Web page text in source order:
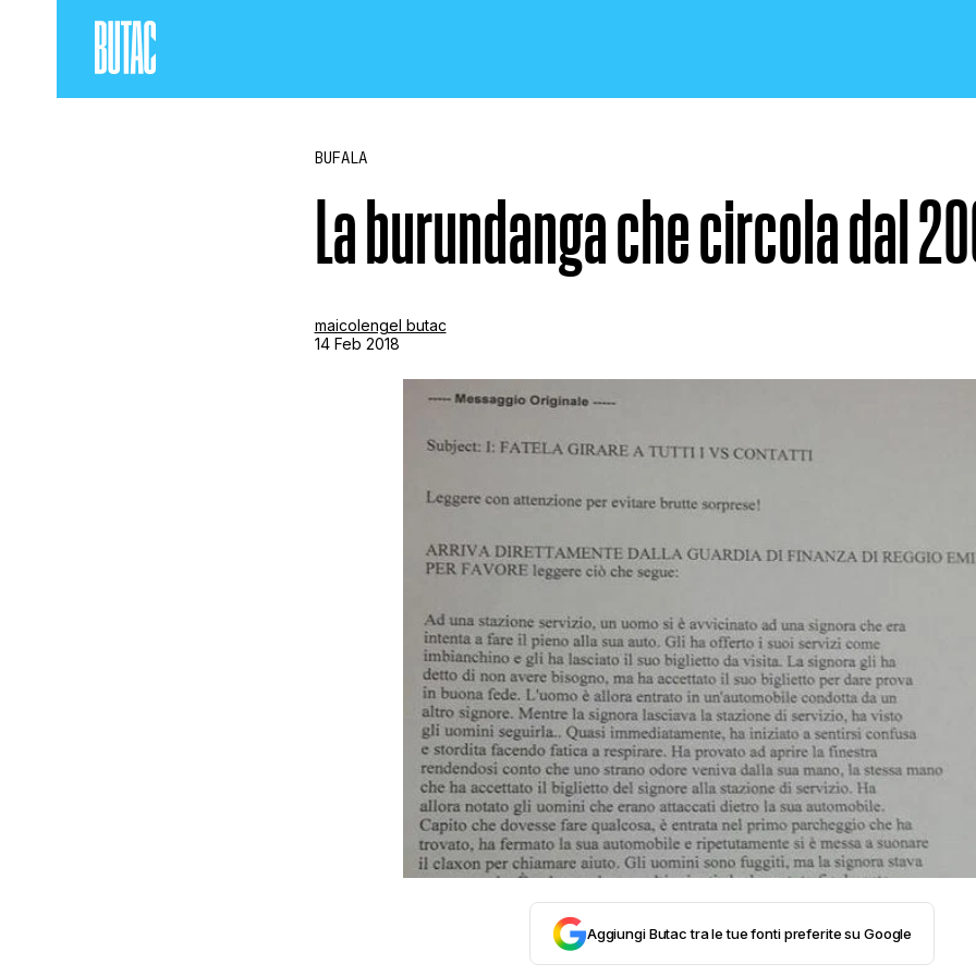
CRONACA E POLITICA
SALUTE E MEDICINA
COMPLOTTI, LEGGENDE URBANE ED
EDITORIALI
TRUFFE E SOCIAL NETWORK
CLIMA ED ENERGIA
BUFALA
La burundanga che circola dal
maicolengel butac
14 Feb 2018
Aggiungi Butac tra le tue fonti preferite su Google